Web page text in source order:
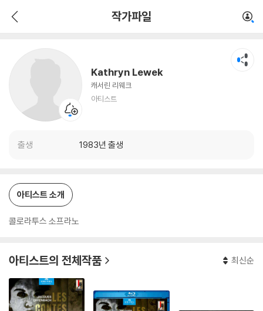
작가파일
Kathryn Lewek
캐서린 리웨크
아티스트
출생 1983년 출생
아티스트 소개
콜로라투스 소프라노
아티스트의 전체작품 최신순